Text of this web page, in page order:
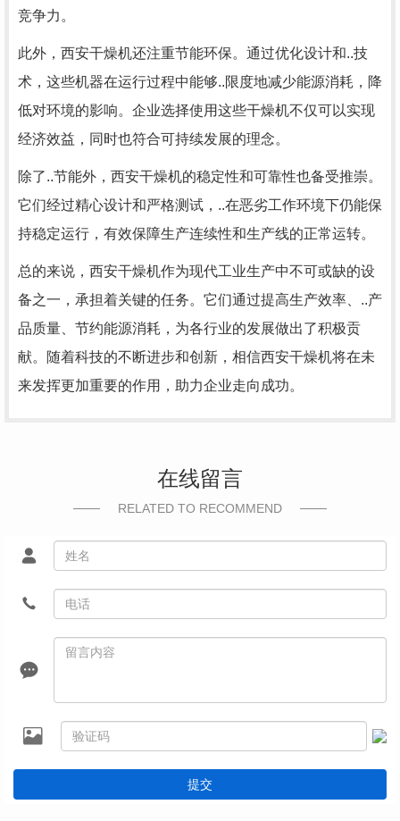
竞争力。
此外，西安干燥机还注重节能环保。通过优化设计和..技
术，这些机器在运行过程中能够..限度地减少能源消耗，降
低对环境的影响。企业选择使用这些干燥机不仅可以实现
经济效益，同时也符合可持续发展的理念。
除了..节能外，西安干燥机的稳定性和可靠性也备受推崇。
它们经过精心设计和严格测试，..在恶劣工作环境下仍能保
持稳定运行，有效保障生产连续性和生产线的正常运转。
总的来说，西安干燥机作为现代工业生产中不可或缺的设
备之一，承担着关键的任务。它们通过提高生产效率、..产
品质量、节约能源消耗，为各行业的发展做出了积极贡
献。随着科技的不断进步和创新，相信西安干燥机将在未
来发挥更加重要的作用，助力企业走向成功。
在线留言
RELATED TO RECOMMEND
提交